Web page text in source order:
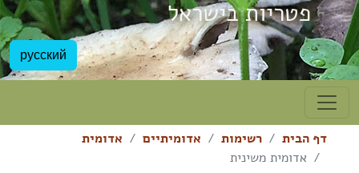
פטריות בישראל
русский
דף הבית רשימות אדומיתיים
אדומית
אדומית משינית